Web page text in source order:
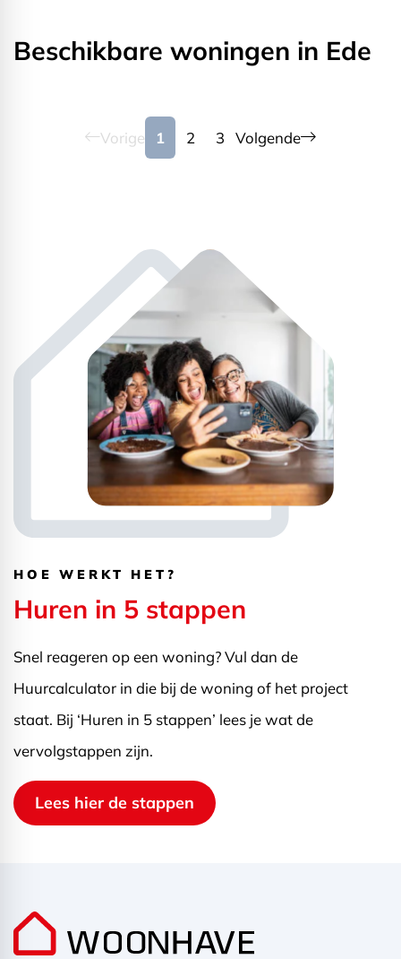
Beschikbare woningen in Ede
Vorige 1 2 3 Volgende
HOE WERKT HET?
Huren in 5 stappen
Snel reageren op een woning? Vul dan de
Huurcalculator in die bij de woning of het project
staat. Bij ‘Huren in 5 stappen’ lees je wat de
vervolgstappen zijn.
Lees hier de stappen